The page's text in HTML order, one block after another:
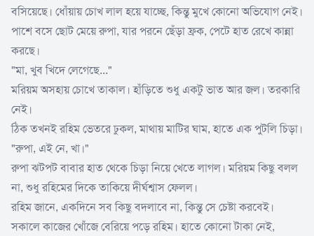
বসিয়েছে। ধোঁয়ায় চোখ লাল হয়ে যাচ্ছে, কিন্তু মুখে কোনো অভিযোগ নেই।
পাশে বসে ছোট মেয়ে রুপা, যার পরনে ছেঁড়া ফ্রক, পেটে হাত রেখে কান্না
করছে।
"মা, খুব খিদে লেগেছে..."
মরিয়ম অসহায় চোখে তাকাল। হাঁড়িতে শুধু একটু ভাত আর জল। তরকারি
নেই।
ঠিক তখনই রহিম ভেতরে ঢুকল, মাথায় মাটির ঘাম, হাতে এক পুটলি চিড়া।
"রুপা, এই নে, খা।"
রুপা ঝটপট বাবার হাত থেকে চিড়া নিয়ে খেতে লাগল। মরিয়ম কিছু বলল
না, শুধু রহিমের দিকে তাকিয়ে দীর্ঘশ্বাস ফেলল।
রহিম জানে, একদিনে সব কিছু বদলাবে না, কিন্তু সে চেষ্টা করবেই।
সকালে কাজের খোঁজে বেরিয়ে পড়ে রহিম। হাতে কোনো টাকা নেই,